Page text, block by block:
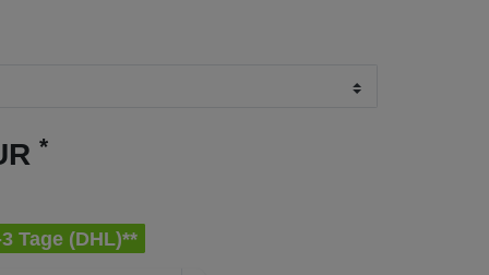
*
Tage (DHL)**